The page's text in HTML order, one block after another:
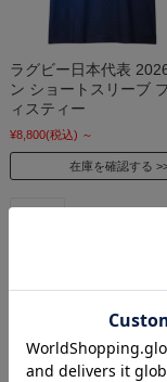
ラグビー日本代表
ン ショートスリーブ
ィスティー
¥8,800(税込) ～
在庫を確認する